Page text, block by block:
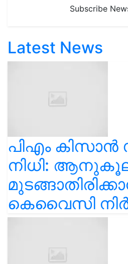
Subscribe
Latest News
പിഎം കിസാൻ
നിധി:
കെവൈസി